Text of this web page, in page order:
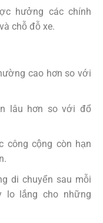
hưởng các chính
chỗ đỗ xe.
cao hơn so với
lâu hơn so với đổ
công cộng còn hạn
di chuyển sau mỗi
lo lắng cho những